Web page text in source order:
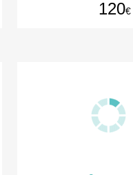
120€